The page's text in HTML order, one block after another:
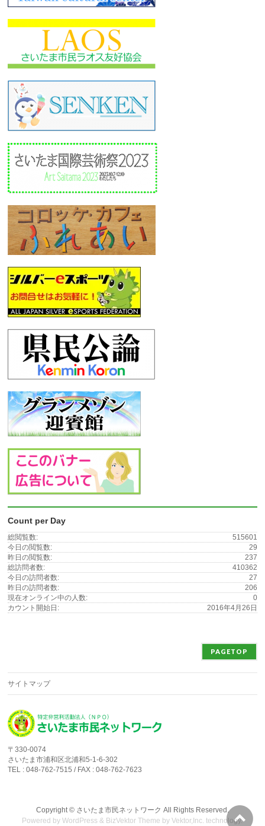
Count per Day
515601
総閲覧数:
29
今日の閲覧数:
237
昨日の閲覧数:
410362
総訪問者数:
27
今日の訪問者数:
206
昨日の訪問者数:
0
現在オンライン中の人数:
2016年4月26日
カウント開始日:
PAGETOP
サイトマップ
〒330-0074
さいたま市浦和区北浦和5-1-6-302
TEL : 048-762-7515 / FAX : 048-762-7623
Copyright © さいたま市民ネットワーク All Rights Reserved.
Powered byWordPress & BizVektor Theme byVektor,Inc. technology.